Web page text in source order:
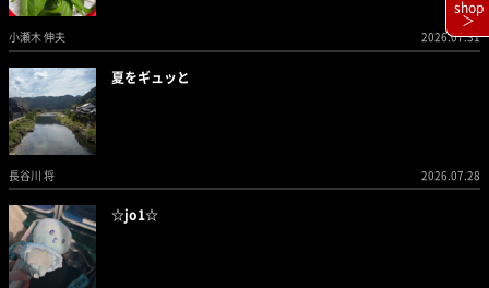
小瀬木 伸夫 2026.07.31
夏をギュッと
長谷川 将 2026.07.28
☆jo1☆
shop
＞